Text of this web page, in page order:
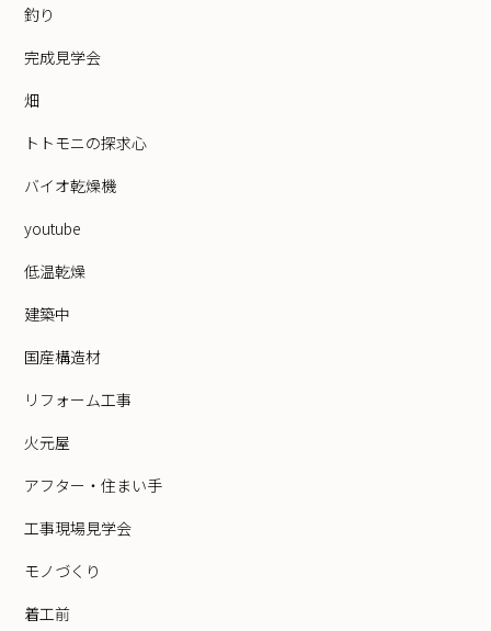
釣り
完成見学会
畑
トトモニの探求心
バイオ乾燥機
youtube
低温乾燥
建築中
国産構造材
リフォーム工事
火元屋
アフター・住まい手
工事現場見学会
モノづくり
着工前